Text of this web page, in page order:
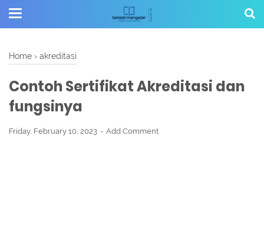
Home › akreditasi
Contoh Sertifikat Akreditasi dan
fungsinya
Friday, February 10, 2023 Add Comment